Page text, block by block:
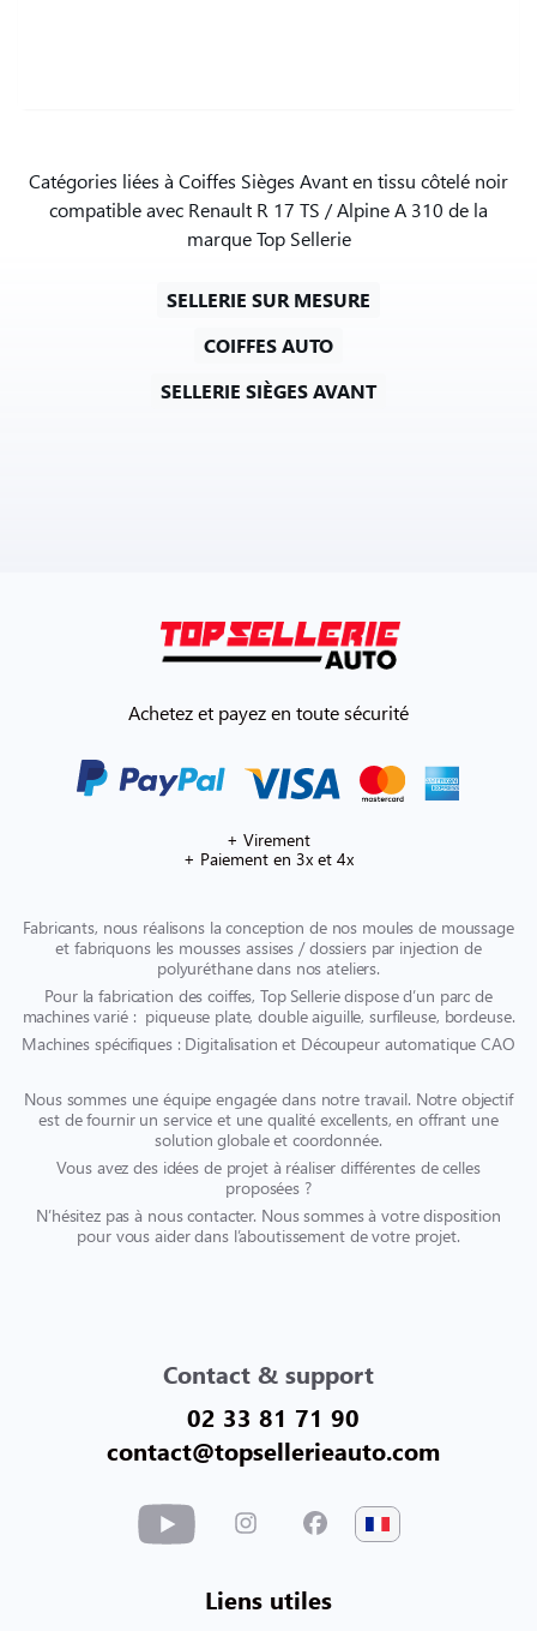
Catégories liées à Coiffes Sièges Avant en tissu côtelé noir
compatible avec Renault R 17 TS / Alpine A 310 de la
marque Top Sellerie
SELLERIE SUR MESURE
COIFFES AUTO
SELLERIE SIÈGES AVANT
Achetez et payez en toute sécurité
+ Virement
+ Paiement en 3x et 4x
Fabricants, nous réalisons la conception de nos moules de moussage
et fabriquons les mousses assises / dossiers par injection de
polyuréthane dans nos ateliers.
Pour la fabrication des coiffes, Top Sellerie dispose d’un parc de
machines varié : piqueuse plate, double aiguille, surfileuse, bordeuse.
Machines spécifiques : Digitalisation et Découpeur automatique CAO
Nous sommes une équipe engagée dans notre travail. Notre objectif
est de fournir un service et une qualité excellents, en offrant une
solution globale et coordonnée.
Vous avez des idées de projet à réaliser différentes de celles
proposées ?
N’hésitez pas à nous contacter. Nous sommes à votre disposition
pour vous aider dans l’aboutissement de votre projet.
Contact & support
02 33 81 71 90
contact@topsellerieauto.com
Liens utiles